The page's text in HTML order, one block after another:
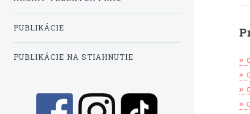
»
»
»
»
PUBLIKÁCIE
PUBLIKÁCIE NA STIAHNUTIE